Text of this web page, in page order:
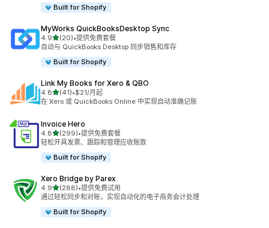
Built for Shopify
MyWorks QuickBooksDesktop Sync
4.9星（满分 5 星）
(20)
总共 20 条评论
•提供免费套餐
自动与 QuickBooks Desktop 同步销售和库存
Built for Shopify
Link My Books for Xero & QBO
4.8星（满分 5 星）
(41)
总共 41 条评论
•$21/月起
在 Xero 或 QuickBooks Online 中实现自动准确记账
Invoice Hero
4.8星（满分 5 星）
(299)
总共 299 条评论
•提供免费套餐
轻松开具发票、跟踪和管理应收账款
Built for Shopify
Xero Bridge by Parex
4.9星（满分 5 星）
(288)
总共 288 条评论
•提供免费试用
通过轻松同步和对账，实现自动化的电子商务会计处理
Built for Shopify